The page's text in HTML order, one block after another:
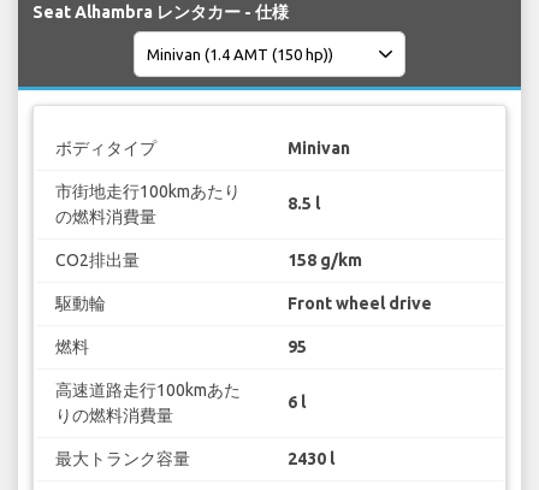
Seat Alhambra レンタカー - 仕様
ボディタイプ Minivan
市街地走行100kmあたり
の燃料消費量
8.5 l
CO2排出量 158 g/km
駆動輪 Front wheel drive
燃料 95
高速道路走行100kmあた
りの燃料消費量
6 l
最大トランク容量 2430 l